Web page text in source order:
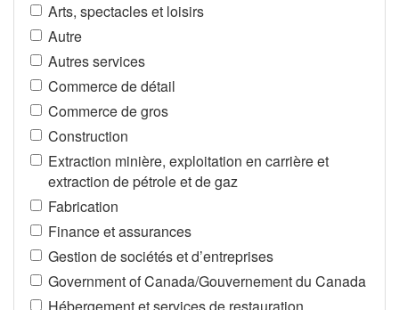
Arts, spectacles et loisirs
Autre
Autres services
Commerce de détail
Commerce de gros
Construction
Extraction minière, exploitation en carrière et
extraction de pétrole et de gaz
Fabrication
Finance et assurances
Gestion de sociétés et d’entreprises
Government of Canada/Gouvernement du Canada